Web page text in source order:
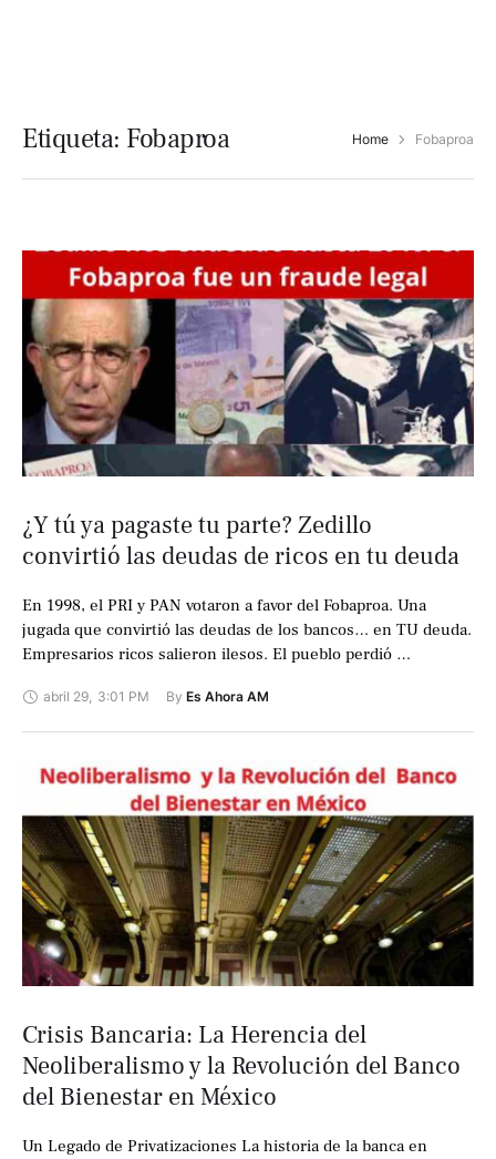
Etiqueta: Fobaproa Home Fobaproa
¿Y tú ya pagaste tu parte? Zedillo
convirtió las deudas de ricos en tu deuda
En 1998, el PRI y PAN votaron a favor del Fobaproa. Una
jugada que convirtió las deudas de los bancos… en TU deuda.
Empresarios ricos salieron ilesos. El pueblo perdió …
abril 29, 3:01 PM By Es Ahora AM
Crisis Bancaria: La Herencia del
Neoliberalismo y la Revolución del Banco
del Bienestar en México
Un Legado de Privatizaciones La historia de la banca en